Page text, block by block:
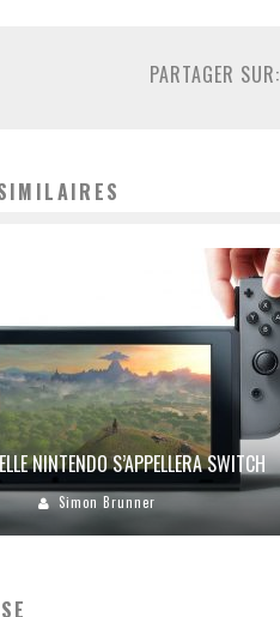
PARTAGER SUR:
NINTENDO S’APPELLERA SWITCH
Simon Brunner